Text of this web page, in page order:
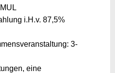
i.H.v. 87,5%
3-
eine